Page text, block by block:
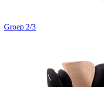
Groep 2/3